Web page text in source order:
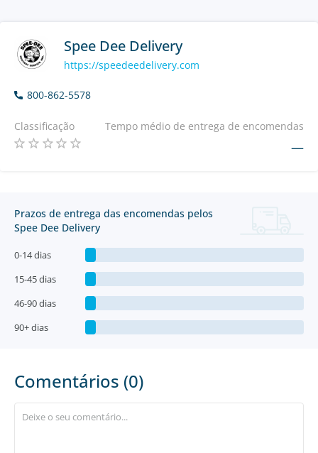
Spee Dee Delivery
https://speedeedelivery.com
800-862-5578
Classificação Tempo médio de entrega de encomendas
—
Prazos de entrega das encomendas pelos
Spee Dee Delivery
0-14 dias
15-45 dias
46-90 dias
90+ dias
Comentários (0)